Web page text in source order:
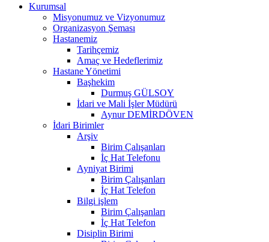
Kurumsal
Misyonumuz ve Vizyonumuz
Organizasyon Şeması
Hastanemiz
Tarihçemiz
Amaç ve Hedeflerimiz
Hastane Yönetimi
Başhekim
Durmuş GÜLSOY
İdari ve Mali İşler Müdürü
Aynur DEMİRDÖVEN
İdari Birimler
Arşiv
Birim Çalışanları
İç Hat Telefonu
Ayniyat Birimi
Birim Çalışanları
İç Hat Telefon
Bilgi işlem
Birim Çalışanları
İç Hat Telefon
Disiplin Birimi